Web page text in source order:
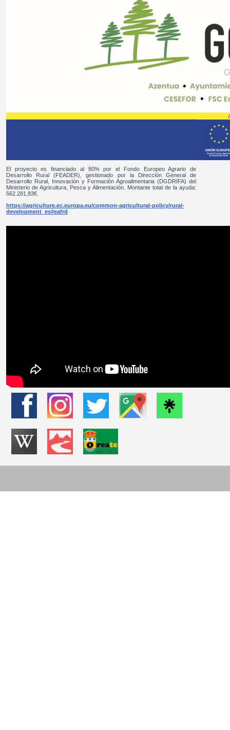
El proyecto es financiado al 80% por el Fondo Europeo Agrario de
Desarrollo Rural (FEADER), gestionado por la Dirección General de
Desarrollo Rural, Innovación y Formación Agroalimentaria (DGDRIFA) del
Ministerio de Agricultura, Pesca y Alimentación. Montante total de la ayuda:
562.281,83€.
https://agriculture.ec.europa.eu/common-agricultural-policy/rural-
development_es#eafrd